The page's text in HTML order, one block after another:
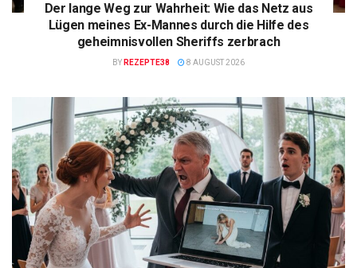
Der lange Weg zur Wahrheit: Wie das Netz aus
Lügen meines Ex-Mannes durch die Hilfe des
geheimnisvollen Sheriffs zerbrach
BY REZEPTE38 8 AUGUST 2026